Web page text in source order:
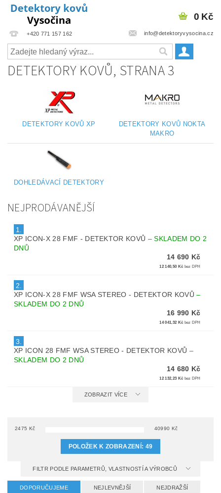
+420 771 157 162 info@detektoryvysocina.cz
0 Kč
DETEKTORY KOVŮ, STRANA 3
DETEKTORY KOVŮ XP
DETEKTORY KOVŮ NOKTA
MAKRO
DOHLEDÁVACÍ DETEKTORY
NEJPRODÁVANĚJŠÍ
1.
XP ICON-X 28 FMF - DETEKTOR KOVŮ –SKLADEM DO 2
DNŮ
14 690 Kč
12 140,50 Kč bez DPH
2.
XP ICON-X 28 FMF WSA STEREO - DETEKTOR KOVŮ–
SKLADEM DO 2 DNŮ
16 990 Kč
14 041,32 Kč bez DPH
3.
XP ICON 28 FMF WSA STEREO - DETEKTOR KOVŮ –
SKLADEM DO 2 DNŮ
14 680 Kč
12 132,23 Kč bez DPH
ZOBRAZIT VÍCE
2475 Kč 40990 Kč
POLOŽEK K ZOBRAZENÍ: 49
FILTR PODLE PARAMETRŮ, VLASTNOSTÍ A VÝROBCŮ
DOPORUČUJEME NEJLEVNĚJŠÍ NEJDRAŽŠÍ